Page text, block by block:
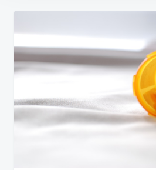
Navigace
pro
příspěvek